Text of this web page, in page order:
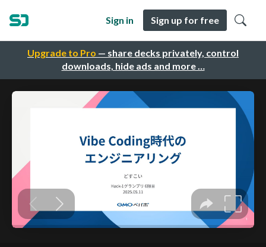
Upgrade to Pro — share decks privately, control
downloads, hide ads and more …
Sign in Sign up for free